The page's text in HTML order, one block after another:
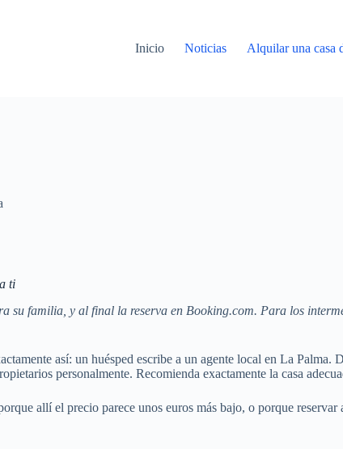
Inicio
Noticias Alquilar una casa
ti
su familia, y al final la reserva en Booking.com. Para los
así: un huésped escribe a un agente local en La
personalmente. Recomienda exactamente la casa
allí el precio parece unos euros más bajo, o porque reservar